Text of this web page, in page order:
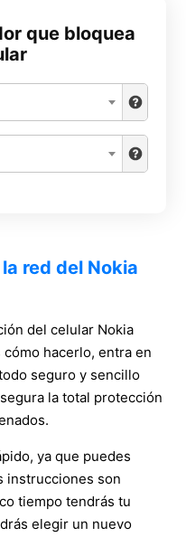
que bloquea
red del Nokia
del celular Nokia
hacerlo, entra en
seguro y sencillo
la total protección
ya que puedes
instrucciones son
tiempo tendrás tu
elegir un nuevo